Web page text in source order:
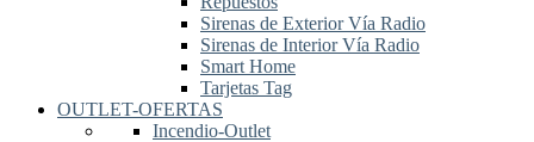
Sirenas de Exterior Vía Radio
Sirenas de Interior Vía Radio
Smart Home
Tarjetas Tag
OUTLET-OFERTAS
Incendio-Outlet